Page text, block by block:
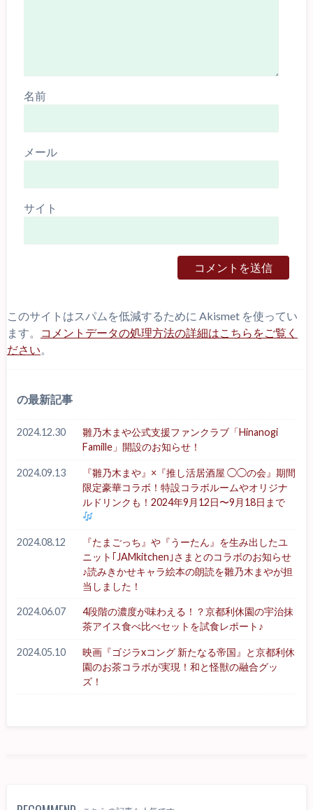
名前
メール
サイト
このサイトはスパムを低減するために Akismet を使ってい
ます。
コメントデータの処理方法の詳細はこちらをご覧く
ださい
の最新記事
2024.12.30
雛乃木まや公式支援ファンクラブ「Hinanogi
Famille」開設のお知らせ！
2024.09.13
『雛乃木まや』×『推し活居酒屋 ◯◯の会』期間
限定豪華コラボ！特設コラボルームやオリジナ
ルドリンクも！2024年9月12日〜9月18日まで
2024.08.12
『たまごっち』や『うーたん』を生み出したユ
ニット｢JAMkitchen｣さまとのコラボのお知らせ
♪読みきかせキャラ絵本の朗読を雛乃木まやが担
当しました！
2024.06.07
4段階の濃度が味わえる！？京都利休園の宇治抹
茶アイス食べ比べセットを試食レポート♪
2024.05.10
映画『ゴジラxコング 新たなる帝国』と京都利休
園のお茶コラボが実現！和と怪獣の融合グッ
ズ！